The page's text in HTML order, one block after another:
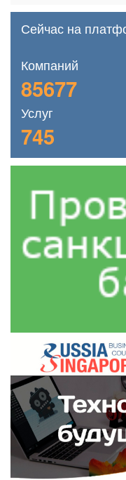
Сейчас на
Компаний
85677
Услуг
745